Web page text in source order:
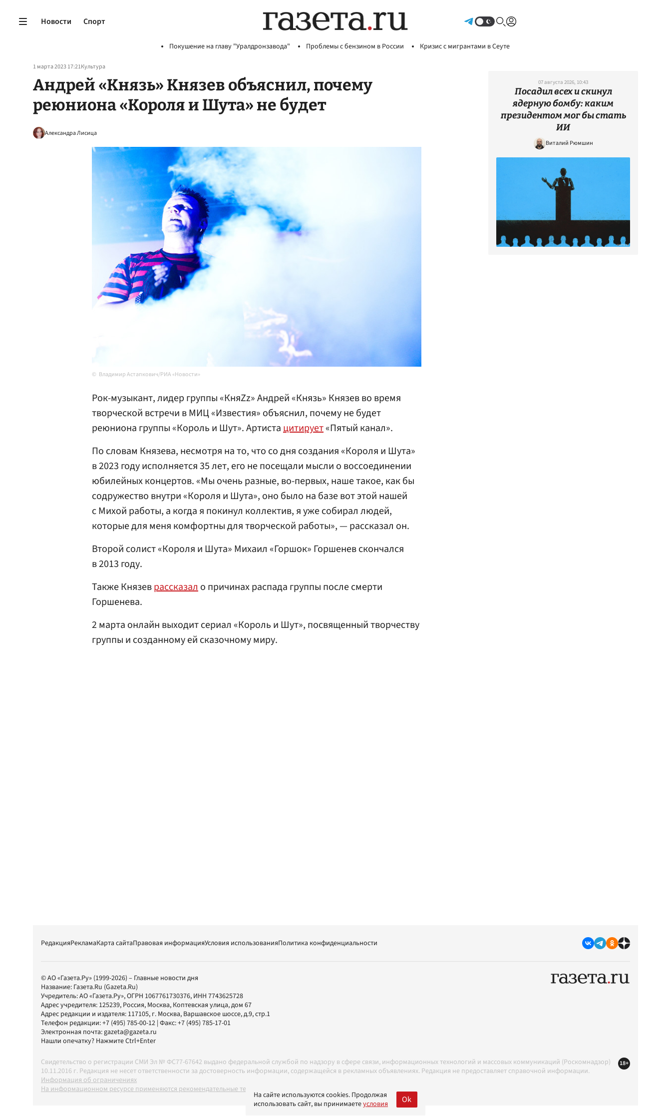
Новости Спорт
Покушение на главу "Уралдронзавода" Проблемы с бензином в России Кризис с мигрантами в Сеуте
1 марта 2023 17:21Культура
Андрей «Князь» Князев объяснил, почему
реюниона «Короля и Шута» не будет
Александра Лисица
Владимир Астапкович/РИА «Новости»
Рок-музыкант, лидер группы «КняZz» Андрей «Князь» Князев во время
творческой встречи в МИЦ «Известия» объяснил, почему не будет
реюниона группы «Король и Шут». Артистацитирует«Пятый канал».
По словам Князева, несмотря на то, что со дня создания «Короля и Шута»
в 2023 году исполняется 35 лет, его не посещали мысли о воссоединении
юбилейных концертов. «Мы очень разные, во-первых, наше такое, как бы
содружество внутри «Короля и Шута», оно было на базе вот этой нашей
с Михой работы, а когда я покинул коллектив, я уже собирал людей,
которые для меня комфортны для творческой работы», — рассказал он.
Второй солист «Короля и Шута» Михаил «Горшок» Горшенев скончался
в 2013 году.
Также Князеврассказало причинах распада группы после смерти
Горшенева.
2 марта онлайн выходит сериал «Король и Шут», посвященный творчеству
группы и созданному ей сказочному миру.
07 августа 2026, 10:43
Посадил всех и скинул
ядерную бомбу: каким
президентом мог бы стать
ИИ
Виталий Рюмшин
РедакцияРекламаКарта сайтаПравовая информацияУсловия использованияПолитика конфиденциальности
© АО «Газета.Ру» (1999-2026) – Главные новости дня
Название: Газета.Ru (Gazeta.Ru)
Учредитель:АО «Газета.Ру», ОГРН 1067761730376, ИНН 7743625728
Адрес учредителя: 125239, Россия, Москва, Коптевская улица, дом 67
Адрес редакции и издателя: 117105, г. Москва, Варшавское шоссе, д.9, стр.1
Телефон редакции:+7 (495) 785-00-12 | Факс:+7 (495) 785-17-01
Электронная почта:gazeta@gazeta.ru
Нашли опечатку? Нажмите Ctrl+Enter
Свидетельство о регистрации СМИ Эл № ФС77-67642 выдано федеральной службой по надзору в сфере связи, информационных технологий и массовых коммуникаций (Роскомнадзор)
10.11.2016 г. Редакция не несет ответственности за достоверность информации, содержащейся в рекламных объявлениях. Редакция не предоставляет справочной информации.
Информация об ограничениях
На информационном ресурсе применяются рекомендательные технологии в соответствии с Правилами
18+
На сайте используются cookies. Продолжая
использовать сайт, вы принимаетеусловия Ok